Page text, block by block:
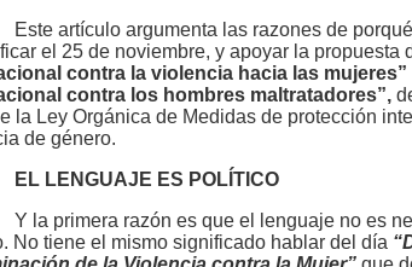
Este artículo argumenta las razones de
el 25 de noviembre, y apoyar la propuesta
contra la violencia hacia las mujeres”
contra los hombres maltratadores”,
la Ley Orgánica de Medidas de protección
de género.
EL LENGUAJE ES POLÍTICO
Y la primera razón es que el lenguaje no es
No tiene el mismo significado hablar del día